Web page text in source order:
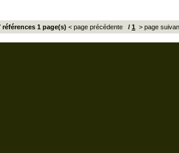
références 1 page(s) < page précédente / 1 > page